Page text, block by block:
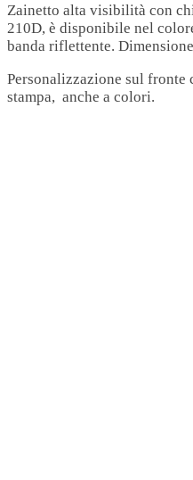
Zainetto alta visibilità con
210D, è disponibile nel
banda riflettente.
Personalizzazione sul fronte
stampa, anche a colori.